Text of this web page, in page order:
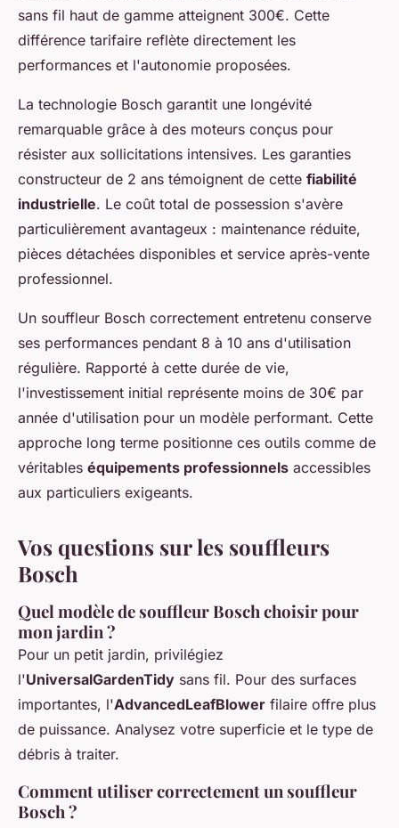
sans fil haut de gamme atteignent 300€. Cette
différence tarifaire reflète directement les
performances et l'autonomie proposées.
La technologie Bosch garantit une longévité
remarquable grâce à des moteurs conçus pour
résister aux sollicitations intensives. Les garanties
constructeur de 2 ans témoignent de cette fiabilité
industrielle. Le coût total de possession s'avère
particulièrement avantageux : maintenance réduite,
pièces détachées disponibles et service après-vente
professionnel.
Un souffleur Bosch correctement entretenu conserve
ses performances pendant 8 à 10 ans d'utilisation
régulière. Rapporté à cette durée de vie,
l'investissement initial représente moins de 30€ par
année d'utilisation pour un modèle performant. Cette
approche long terme positionne ces outils comme de
véritables équipements professionnels accessibles
aux particuliers exigeants.
Vos questions sur les souffleurs
Bosch
Quel modèle de souffleur Bosch choisir pour
mon jardin ?
Pour un petit jardin, privilégiez
l'UniversalGardenTidy sans fil. Pour des surfaces
importantes, l'AdvancedLeafBlower filaire offre plus
de puissance. Analysez votre superficie et le type de
débris à traiter.
Comment utiliser correctement un souffleur
Bosch ?